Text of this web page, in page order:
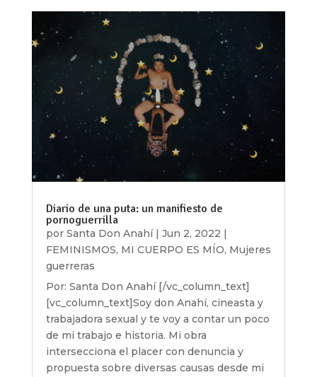
Diario de una puta: un manifiesto de
pornoguerrilla
por Santa Don Anahí| Jun 2, 2022 |
FEMINISMOS, MI CUERPO ES MÍO, Mujeres
guerreras
Por: Santa Don Anahí [/vc_column_text]
[vc_column_text]Soy don Anahí, cineasta y
trabajadora sexual y te voy a contar un poco
de mi trabajo e historia. Mi obra
intersecciona el placer con denuncia y
propuesta sobre diversas causas desde mi